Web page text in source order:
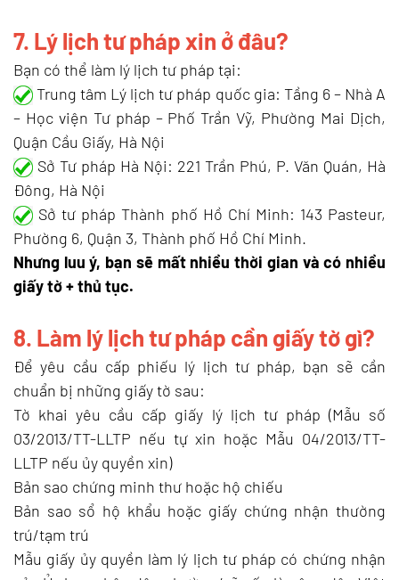
7. Lý lịch tư pháp xin ở đâu?
Bạn có thể làm lý lịch tư pháp tại:
Trung tâm Lý lịch tư pháp quốc gia: Tầng 6 – Nhà A
– Học viện Tư pháp – Phố Trần Vỹ, Phường Mai Dịch,
Quận Cầu Giấy, Hà Nội
Sở Tư pháp Hà Nội: 221 Trần Phú, P. Văn Quán, Hà
Đông, Hà Nội
Sở tư pháp Thành phố Hồ Chí Minh: 143 Pasteur,
Phường 6, Quận 3, Thành phố Hồ Chí Minh.
Nhưng luu ý, bạn sẽ mất nhiều thời gian và có nhiều
giấy tờ + thủ tục.
8. Làm lý lịch tư pháp cần giấy tờ gì?
Để yêu cầu cấp phiếu lý lịch tư pháp, bạn sẽ cần
chuẩn bị những giấy tờ sau:
Tờ khai yêu cầu cấp giấy lý lịch tư pháp (Mẫu số
03/2013/TT-LLTP nếu tự xin hoặc Mẫu 04/2013/TT-
LLTP nếu ủy quyền xin)
Bản sao chứng minh thư hoặc hộ chiếu
Bản sao sổ hộ khẩu hoặc giấy chứng nhận thường
trú/tạm trú
Mẫu giấy ủy quyền làm lý lịch tư pháp có chứng nhận